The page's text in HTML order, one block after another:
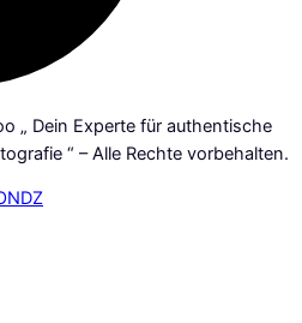
„ Dein Experte für authentische
“ – Alle Rechte vorbehalten.